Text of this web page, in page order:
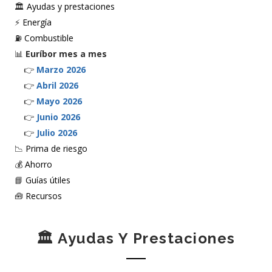
🏛️ Ayudas y prestaciones
⚡ Energía
⛽ Combustible
📊 Euríbor mes a mes
👉 Marzo 2026
👉 Abril 2026
👉 Mayo 2026
👉 Junio 2026
👉 Julio 2026
📉 Prima de riesgo
💰 Ahorro
📘 Guías útiles
🧰 Recursos
🏛️ Ayudas Y Prestaciones